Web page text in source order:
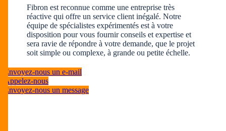
Fibron est reconnue comme une entreprise très
réactive qui offre un service client inégalé. Notre
équipe de spécialistes expérimentés est à votre
disposition pour vous fournir conseils et expertise et
sera ravie de répondre à votre demande, que le projet
soit simple ou complexe, à grande ou petite échelle.
Envoyez-nous un e-mail
Appelez-nous
Envoyez-nous un message